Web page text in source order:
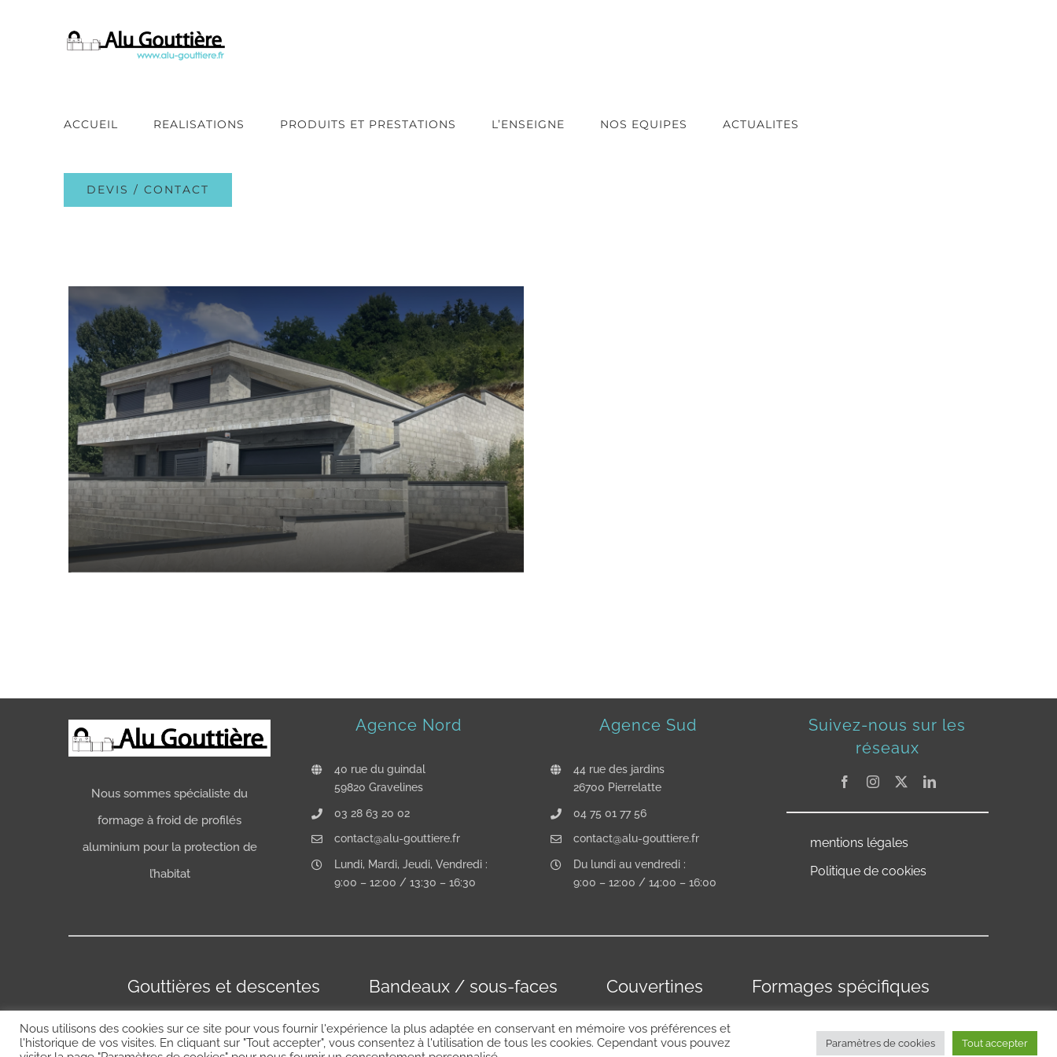
ACCUEIL REALISATIONS PRODUITS ET PRESTATIONS L’ENSEIGNE NOS EQUIPES ACTUALITES
DEVIS / CONTACT
Nous sommes spécialiste du
formage à froid de profilés
aluminium pour la protection de
l’habitat
Agence Nord
40 rue du guindal
59820 Gravelines
03 28 63 20 02
contact@alu-gouttiere.fr
Lundi, Mardi, Jeudi, Vendredi :
9:00 – 12:00 / 13:30 – 16:30
Agence Sud
44 rue des jardins
26700 Pierrelatte
04 75 01 77 56
contact@alu-gouttiere.fr
Du lundi au vendredi :
9:00 – 12:00 / 14:00 – 16:00
Suivez-nous sur les
réseaux
mentions légales
Politique de cookies
Gouttières et descentes Bandeaux / sous-faces Couvertines Formages spécifiques
Nous utilisons des cookies sur ce site pour vous fournir l'expérience la plus adaptée en conservant en mémoire vos préférences et
l'historique de vos visites. En cliquant sur "Tout accepter", vous consentez à l'utilisation de tous les cookies. Cependant vous pouvez
Paramètres de cookies Tout accepter